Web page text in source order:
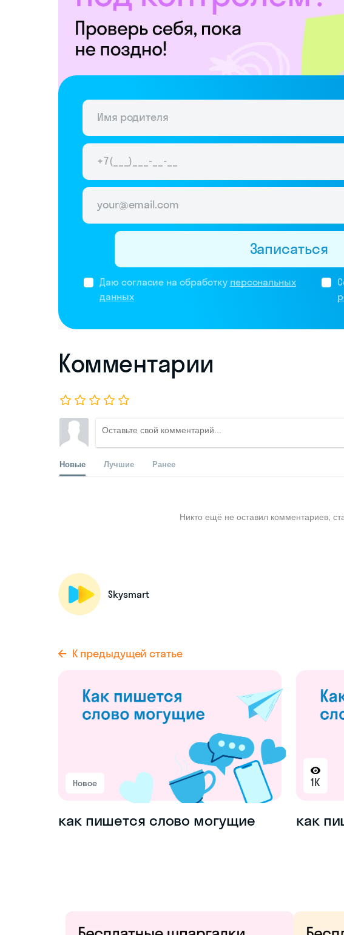
Даю согласие на обработку персональных
данных
Записаться
Комментарии
Новые Лучшие Ранее
Никто ещё не оставил комментариев,
Skysmart
К предыдущей статье
Новое
как пишется слово могущие
1K
как